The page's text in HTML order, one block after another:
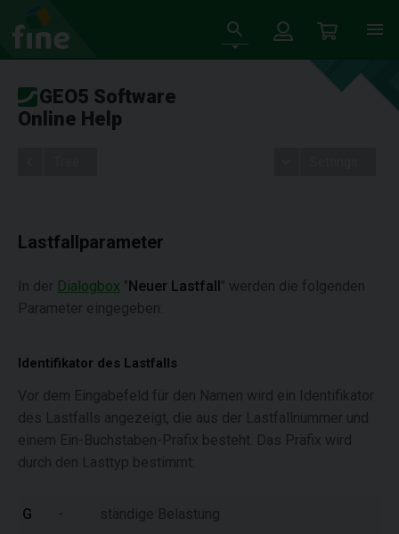
GEO5 Software
Online Help
Lastfallparameter
In der Dialogbox "Neuer Lastfall" werden die folgenden
Parameter eingegeben:
Identifikator des Lastfalls
Vor dem Eingabefeld für den Namen wird ein Identifikator
des Lastfalls angezeigt, die aus der Lastfallnummer und
einem Ein-Buchstaben-Präfix besteht. Das Präfix wird
durch den Lasttyp bestimmt:
G - ständige Belastung